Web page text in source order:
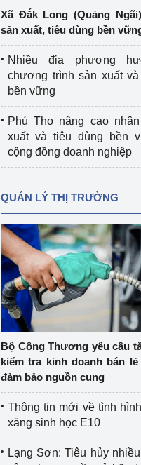
Xã Đắk Long (Quảng
sản xuất, tiêu dùng bền
Nhiều địa phương
chương trình sản xuất
bền vững
Phú Thọ nâng cao
xuất và tiêu dùng bền
cộng đồng doanh nghiệp
QUẢN LÝ THỊ TRƯỜNG
Bộ Công Thương yêu cầu
kiểm tra kinh doanh bán lẻ
đảm bảo nguồn cung
Thông tin mới về tình
xăng sinh học E10
Lạng Sơn: Tiêu hủy